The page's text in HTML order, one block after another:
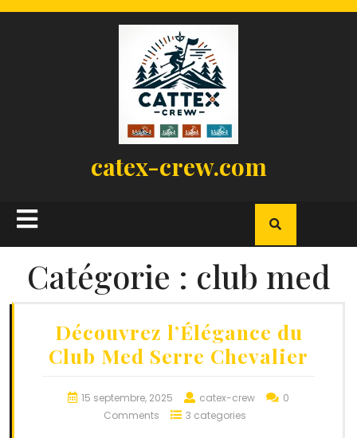
catex-crew.com
Open
Button
Catégorie : club med
Découvrez l’Élégance du
Club Med Serre Chevalier
15 septembre, 2025 catex-crew
0
Comments
3 categories